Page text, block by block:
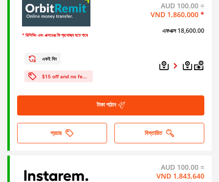
* রিসিভিং এবং এক্সচেঞ্জ ফি প্রযোজ্য হতে পারে
AUD 100.00 =
VND 1,860,000 *
এফএক্স 18,600.00
একই দিন
$15 off and no fees on your first transfer!
টাকা পাঠান
প্রচার বিস্তারিত
AUD 100.00 =
VND 1,843,640